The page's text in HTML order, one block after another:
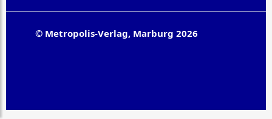
© Metropolis-Verlag, Marburg 2026